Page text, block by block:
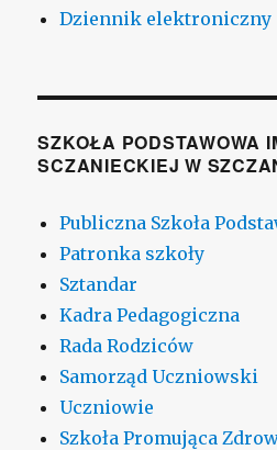
Dziennik elektroniczny
SZKOŁA PODSTAWOWA
SCZANIECKIEJ W
Publiczna Szkoła
Patronka szkoły
Sztandar
Kadra Pedagogiczna
Rada Rodziców
Samorząd Uczniowski
Uczniowie
Szkoła Promująca